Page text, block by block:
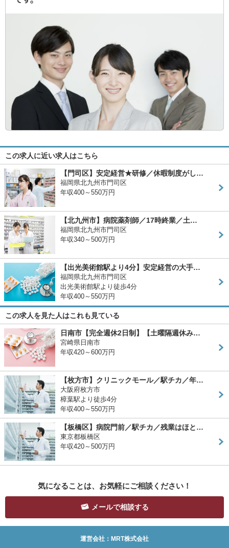
この求人に近い求人はこちら
【門司区】安定経営★研修／休暇制度がし…
福岡県北九州市門司区
年収400～550万円
【北九州市】病院薬剤師／17時終業／土…
福岡県北九州市門司区
年収340～500万円
【出光美術館駅より4分】安定経営の大手…
福岡県北九州市門司区
出光美術館駅より徒歩4分
年収400～550万円
この求人を見た人はこれも見ている
日南市【完全週休2日制】【土曜隔週休み…
宮崎県日南市
年収420～600万円
【枚方市】クリニックモール／駅チカ／年…
大阪府枚方市
樟葉駅より徒歩4分
年収400～550万円
【板橋区】病院門前／駅チカ／残業はほと…
東京都板橋区
年収420～500万円
気になることは、お気軽にご相談ください！
メールで相談する
運営会社：MRT株式会社